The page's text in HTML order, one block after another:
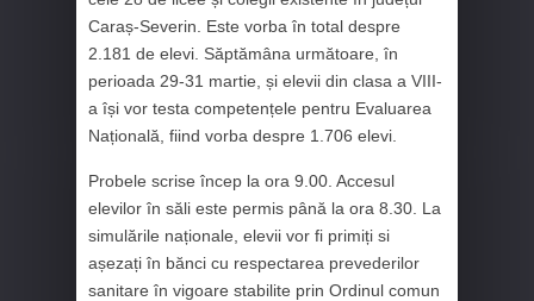
Caraș-Severin. Este vorba în total despre
2.181 de elevi. Săptămâna următoare, în
perioada 29-31 martie, și elevii din clasa a VIII-
a își vor testa competențele pentru Evaluarea
Națională, fiind vorba despre 1.706 elevi.
Probele scrise încep la ora 9.00. Accesul
elevilor în săli este permis până la ora 8.30. La
simulările naționale, elevii vor fi primiți si
așezați în bănci cu respectarea prevederilor
sanitare în vigoare stabilite prin Ordinul comun